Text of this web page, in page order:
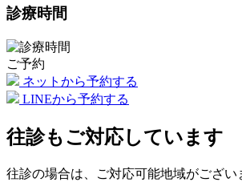
診療時間
ご予約
ネットから予約する
LINEから予約する
往診もご対応しています
往診の場合は、ご対応可能地域がござい